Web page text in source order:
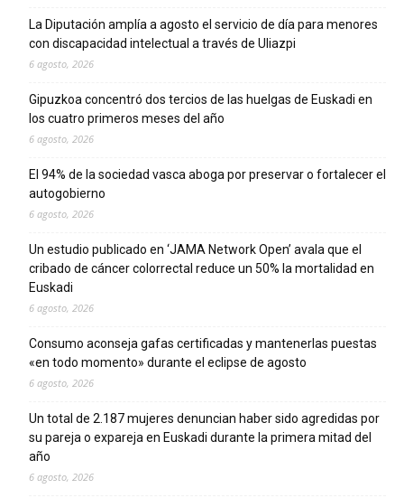
La Diputación amplía a agosto el servicio de día para menores
con discapacidad intelectual a través de Uliazpi
6 agosto, 2026
Gipuzkoa concentró dos tercios de las huelgas de Euskadi en
los cuatro primeros meses del año
6 agosto, 2026
El 94% de la sociedad vasca aboga por preservar o fortalecer el
autogobierno
6 agosto, 2026
Un estudio publicado en ‘JAMA Network Open’ avala que el
cribado de cáncer colorrectal reduce un 50% la mortalidad en
Euskadi
6 agosto, 2026
Consumo aconseja gafas certificadas y mantenerlas puestas
«en todo momento» durante el eclipse de agosto
6 agosto, 2026
Un total de 2.187 mujeres denuncian haber sido agredidas por
su pareja o expareja en Euskadi durante la primera mitad del
año
6 agosto, 2026